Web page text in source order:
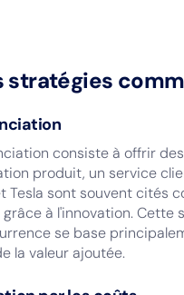
stratégies
consiste à offrir
produit, un service
Tesla sont souvent cités
à l'innovation.
se base
la valeur ajoutée.